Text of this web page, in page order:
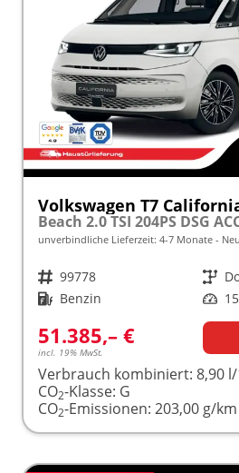
Volkswagen T7
unverbindliche Lieferzeit: 4-7 Monate
Fahrzeugnr. 99778 Getriebe
Kraftstoff Benzin Leistung
51.385,– €
incl. 19% MwSt.
Verbrauch kombiniert: 8,90
CO2-Klasse: G
CO2-Emissionen: 203,00 g/km